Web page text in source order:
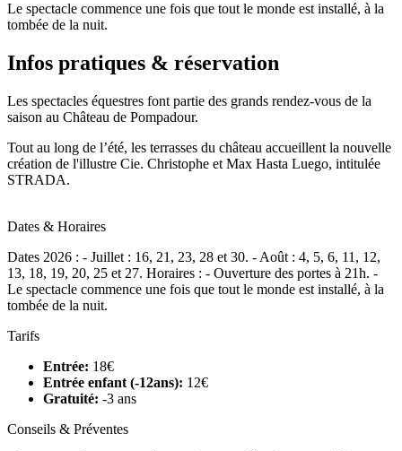
Le spectacle commence une fois que tout le monde est installé, à la
tombée de la nuit.
Infos pratiques & réservation
Les spectacles équestres font partie des grands rendez-vous de la
saison au Château de Pompadour.
Tout au long de l’été, les terrasses du château accueillent la nouvelle
création de l'illustre Cie. Christophe et Max Hasta Luego, intitulée
STRADA.
Dates & Horaires
Dates 2026 : - Juillet : 16, 21, 23, 28 et 30. - Août : 4, 5, 6, 11, 12,
13, 18, 19, 20, 25 et 27. Horaires : - Ouverture des portes à 21h. -
Le spectacle commence une fois que tout le monde est installé, à la
tombée de la nuit.
Tarifs
Entrée: 18€
Entrée enfant (-12ans): 12€
Gratuité: -3 ans
Conseils & Préventes